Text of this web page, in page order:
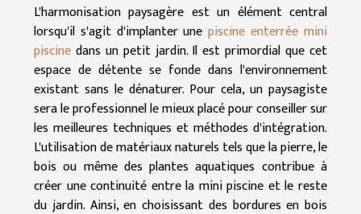
L'harmonisation paysagère est un élément central
lorsqu'il s'agit d'implanter unepiscine enterrée mini
piscine dans un petit jardin. Il est primordial que cet
espace de détente se fonde dans l'environnement
existant sans le dénaturer. Pour cela, un paysagiste
sera le professionnel le mieux placé pour conseiller sur
les meilleures techniques et méthodes d'intégration.
L'utilisation de matériaux naturels tels que la pierre, le
bois ou même des plantes aquatiques contribue à
créer une continuité entre la mini piscine et le reste
du jardin. Ainsi, en choisissant des bordures en bois